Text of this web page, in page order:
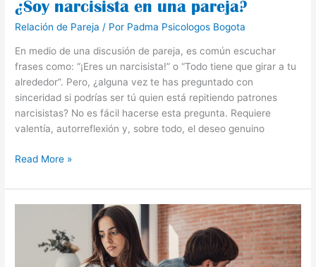
¿Soy narcisista en una pareja?
Relación de Pareja / Por Padma Psicologos Bogota
En medio de una discusión de pareja, es común escuchar
frases como: “¡Eres un narcisista!” o “Todo tiene que girar a tu
alrededor”. Pero, ¿alguna vez te has preguntado con
sinceridad si podrías ser tú quien está repitiendo patrones
narcisistas? No es fácil hacerse esta pregunta. Requiere
valentía, autorreflexión y, sobre todo, el deseo genuino
Read More »
recuperar